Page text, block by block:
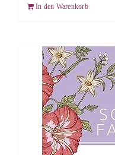
In den Warenkorb